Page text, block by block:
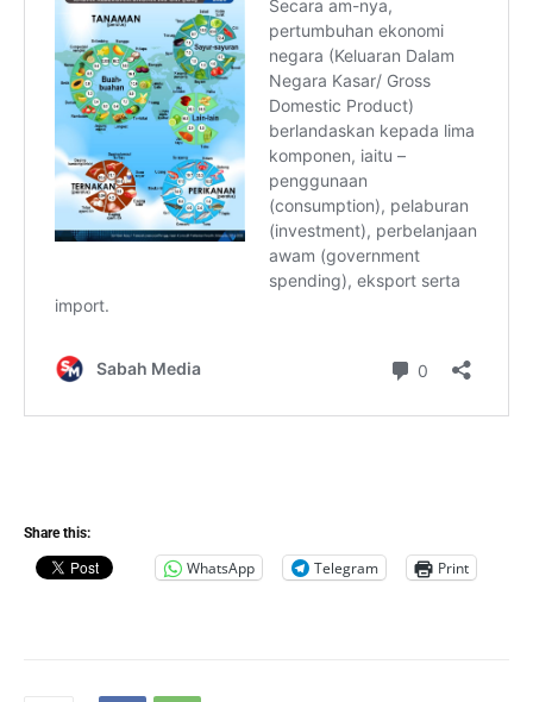
Share this:
WhatsApp Telegram Print